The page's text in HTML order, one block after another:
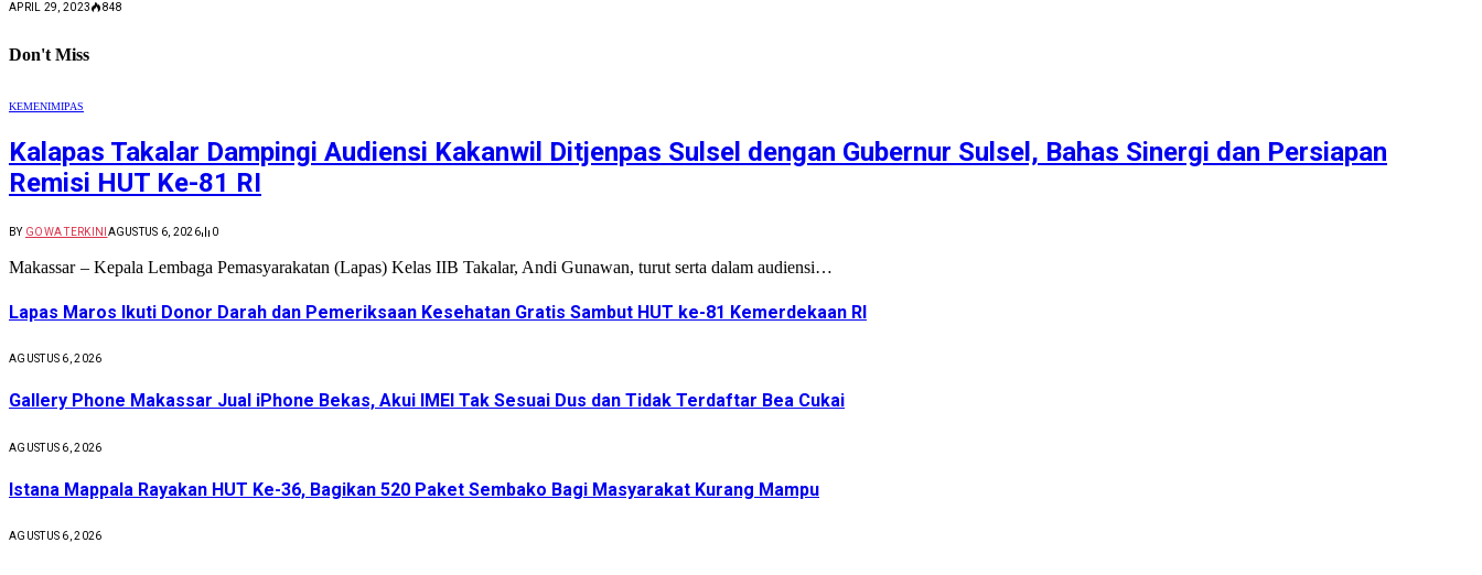
APRIL 29, 2023 848
Don't Miss
KEMENIMIPAS
Kalapas Takalar Dampingi Audiensi Kakanwil Ditjenpas Sulsel dengan Gubernur Sulsel, Bahas Sinergi dan Persiapan
Remisi HUT Ke-81 RI
BY GOWA TERKINI AGUSTUS 6, 2026 0
Makassar – Kepala Lembaga Pemasyarakatan (Lapas) Kelas IIB Takalar, Andi Gunawan, turut serta dalam audiensi…
Lapas Maros Ikuti Donor Darah dan Pemeriksaan Kesehatan Gratis Sambut HUT ke-81 Kemerdekaan RI
AGUSTUS 6, 2026
Gallery Phone Makassar Jual iPhone Bekas, Akui IMEI Tak Sesuai Dus dan Tidak Terdaftar Bea Cukai
AGUSTUS 6, 2026
Istana Mappala Rayakan HUT Ke-36, Bagikan 520 Paket Sembako Bagi Masyarakat Kurang Mampu
AGUSTUS 6, 2026